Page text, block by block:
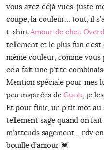
vous avez déjà vues, juste
coupe, la couleur… tout, il
t-shirt Amour de chez
tellement et le plus fun
même couleur, comme
cela fait une p’tite
Mention spéciale pour mes
peu inspirées de Gucci, je
Et pour finir, un p’tit mot au
tellement sage quand on
m’attends sagement… rdv
bouille d’amour 💓